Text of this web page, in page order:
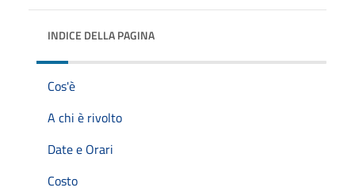
INDICE DELLA PAGINA
Cos'è
A chi è rivolto
Date e Orari
Costo